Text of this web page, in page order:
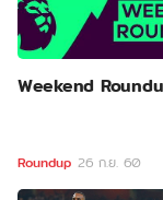
Weekend
Roundup 26 ก.ย. 60